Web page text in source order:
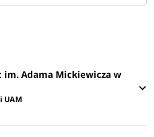
Adama Mickiewicza w
UAM